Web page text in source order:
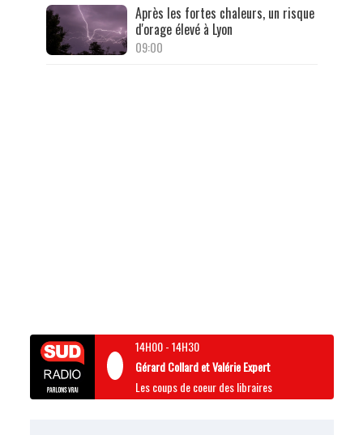
Après les fortes chaleurs, un risque
d'orage élevé à Lyon
09:00
14H00-14H30
Gérard Collard et Valérie Expert
Les coups de coeur des libraires